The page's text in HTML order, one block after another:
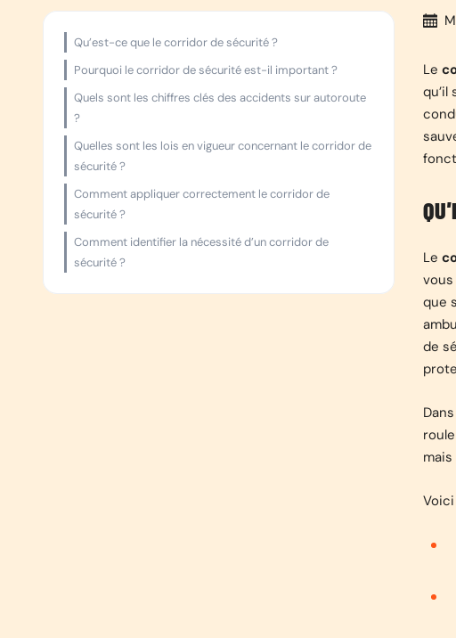
Qu’est-ce que le corridor de sécurité ?
Pourquoi le corridor de sécurité est-il important ?
Quels sont les chiffres clés des accidents sur autoroute
?
Quelles sont les lois en vigueur concernant le corridor de
sécurité ?
Comment appliquer correctement le corridor de
sécurité ?
Comment identifier la nécessité d’un corridor de
sécurité ?
Le
qu’il
Le
vous
que
de